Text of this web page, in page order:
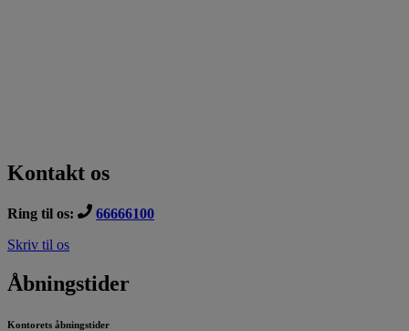
Kontakt os
Ring til os:
66666100
Skriv til os
Åbningstider
Kontorets åbningstider